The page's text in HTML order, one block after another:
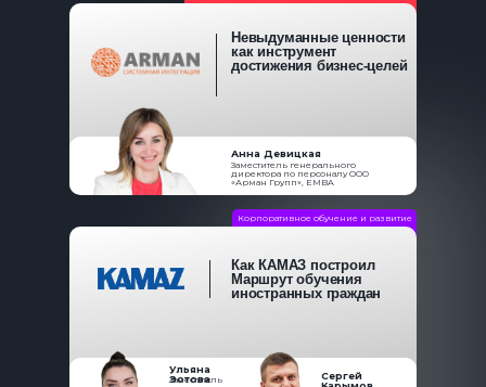
Сергей
Заместитель
Ульяна
Зотова
Как КАМАЗ построил
Маршрут обучения
иностранных граждан
Корпоративное обучение и развитие
Анна Девицкая
Невыдуманные ценности
как инструмент
достижения бизнес-целей
Заместитель генерального
директора по персоналу ООО
«Арман Групп», EMBA